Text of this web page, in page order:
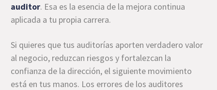
auditor. Esa es la esencia de la mejora continua
aplicada a tu propia carrera.
Si quieres que tus auditorías aporten verdadero valor
al negocio, reduzcan riesgos y fortalezcan la
confianza de la dirección, el siguiente movimiento
está en tus manos. Los errores de los auditores